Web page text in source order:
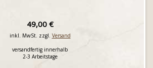
49,00 €
inkl. MwSt. zzgl. Versand
versandfertig innerhalb
2-3 Arbeitstage